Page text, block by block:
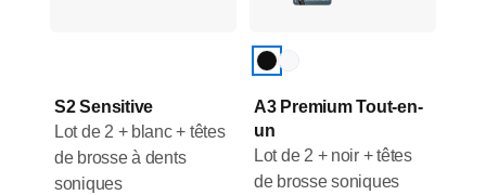
S2 Sensitive
Lot de 2 + blanc + têtes
de brosse à dents
soniques
A3 Premium Tout-en-
un
Lot de 2 + noir + têtes
de brosse soniques